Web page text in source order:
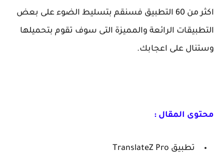
اكثر من 60 التطبيق فسنقم بتسليط الضوء على بعض
التطبيقات الرائعة والمميزة التى سوف تقوم بتحميلها
وستنال على اعجابك.
محتوى المقال :
تطبيق TranslateZ Pro